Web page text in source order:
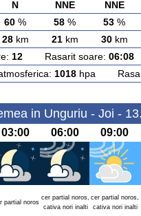
N NNE NNE
60 % 58 % 53 %
28km 21km 30km
12Rasarit soare: 06:08
1018hpa
in Unguriu - Joi -
03:00 06:00 09:00
partial noros
cer partial noros,
cativa nori inalti
cer partial noros,
cativa nori inalti